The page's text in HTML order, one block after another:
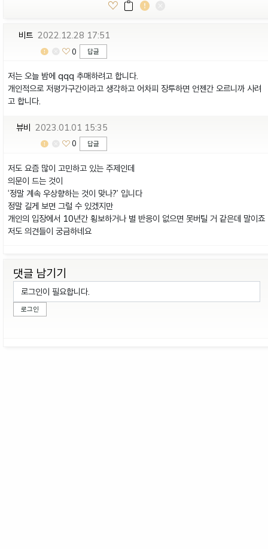
비트 2022.12.28 17:51
0 답글
저는 오늘 밤에 qqq 추매하려고 합니다.
개인적으로 저평가구간이라고 생각하고 어차피 장투하면 언젠간 오르니까 사려
고 합니다.
뷰비 2023.01.01 15:35
0 답글
저도 요즘 많이 고민하고 있는 주제인데
의문이 드는 것이
‘정말 계속 우상향하는 것이 맞나?’ 입니다
정말 길게 보면 그럴 수 있겠지만
개인의 입장에서 10년간 횡보하거나 별 반응이 없으면 못버틸 거 같은데 말이죠
저도 의견들이 궁금하네요
댓글 남기기
로그인이 필요합니다.
로그인